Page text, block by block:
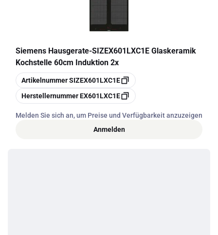
Siemens Hausgerate-SIZEX601LXC1E Glaskeramik
Kochstelle 60cm Induktion 2x
Kopieren
ArtikelnummerSIZEX601LXC1E
Kopieren
HerstellernummerEX601LXC1E
Melden Sie sich an, um Preise und Verfügbarkeit anzuzeigen
Anmelden